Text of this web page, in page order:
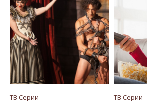
ТВ Серии ТВ Серии